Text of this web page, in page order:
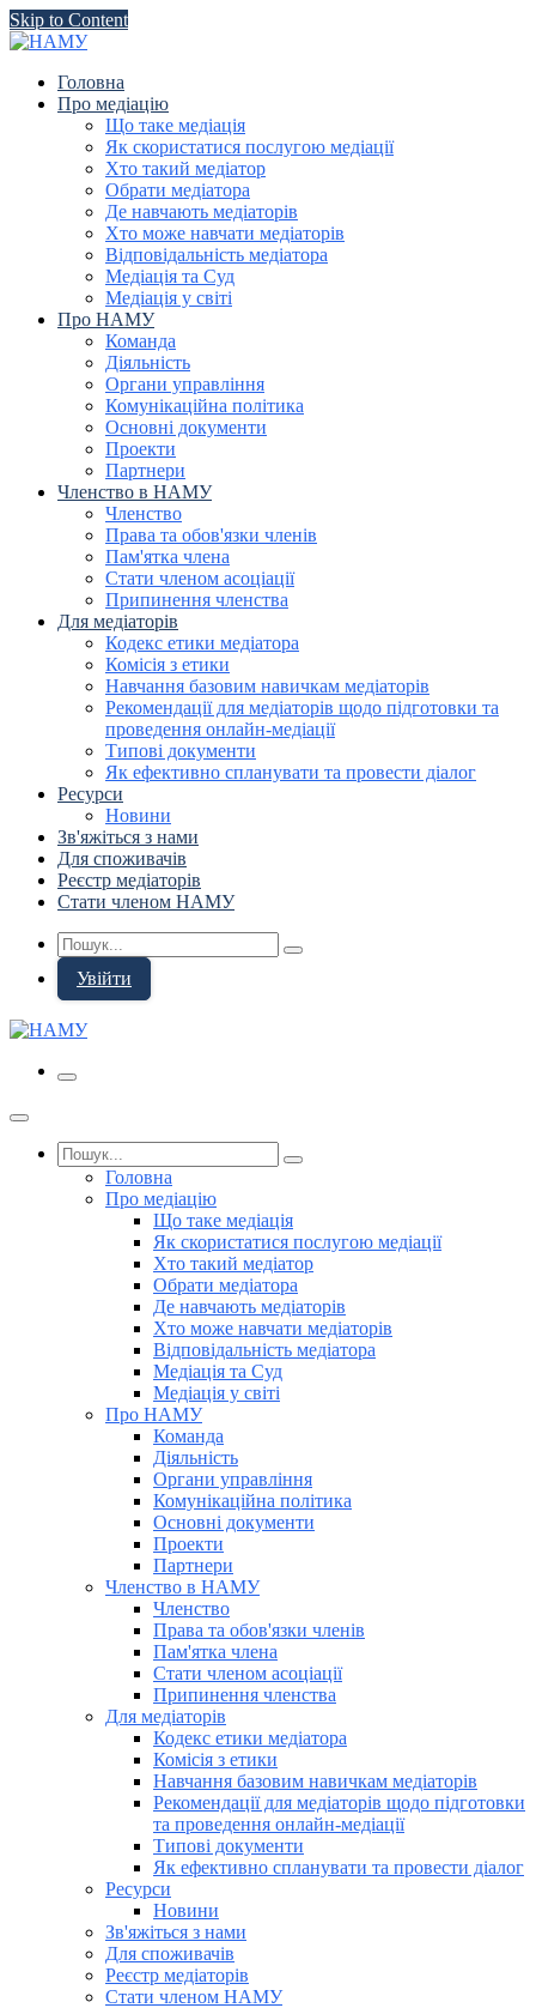
Skip to Content
Головна
Про медіацію
Що таке медіація
Як скористатися послугою медіації
Хто такий медіатор
Обрати медіатора
Де навчають медіаторів
Хто може навчати медіаторів
Відповідальність медіатора
Медіація та Суд
Медіація у світі
Про НАМУ
Команда
Діяльність
Органи управління
Комунікаційна політика
Основні документи
Проекти
Партнери
Членство в НАМУ
Членство
Права та обов'язки членів
Пам'ятка члена
Стати членом асоціації
Припинення членства
Для медіаторів
Кодекс етики медіатора
Комісія з етики
Навчання базовим навичкам медіаторів
Рекомендації для медіаторів щодо підготовки та
проведення онлайн-медіації
Типові документи
Як ефективно спланувати та провести діалог
Ресурси
Новини
Зв'яжіться з нами
Для споживачів
Реєстр медіаторів
Стати членом НАМУ
Увійти
Головна
Про медіацію
Що таке медіація
Як скористатися послугою медіації
Хто такий медіатор
Обрати медіатора
Де навчають медіаторів
Хто може навчати медіаторів
Відповідальність медіатора
Медіація та Суд
Медіація у світі
Про НАМУ
Команда
Діяльність
Органи управління
Комунікаційна політика
Основні документи
Проекти
Партнери
Членство в НАМУ
Членство
Права та обов'язки членів
Пам'ятка члена
Стати членом асоціації
Припинення членства
Для медіаторів
Кодекс етики медіатора
Комісія з етики
Навчання базовим навичкам медіаторів
Рекомендації для медіаторів щодо підготовки
та проведення онлайн-медіації
Типові документи
Як ефективно спланувати та провести діалог
Ресурси
Новини
Зв'яжіться з нами
Для споживачів
Реєстр медіаторів
Стати членом НАМУ